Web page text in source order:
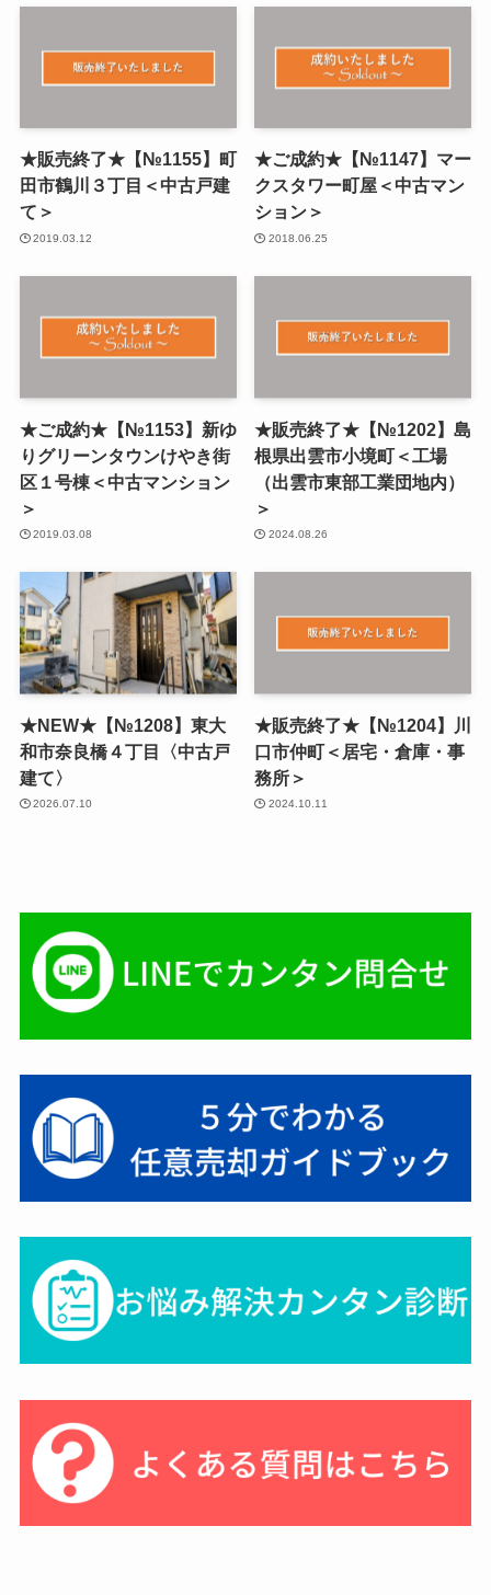
★販売終了★【№1155】町
田市鶴川３丁目＜中古戸建
て＞
2019.03.12
★ご成約★【№1147】マー
クスタワー町屋＜中古マン
ション＞
2018.06.25
★ご成約★【№1153】新ゆ
りグリーンタウンけやき街
区１号棟＜中古マンション
＞
2019.03.08
★販売終了★【№1202】島
根県出雲市小境町＜工場
（出雲市東部工業団地内）
＞
2024.08.26
★NEW★【№1208】東大
和市奈良橋４丁目〈中古戸
建て〉
2026.07.10
★販売終了★【№1204】川
口市仲町＜居宅・倉庫・事
務所＞
2024.10.11